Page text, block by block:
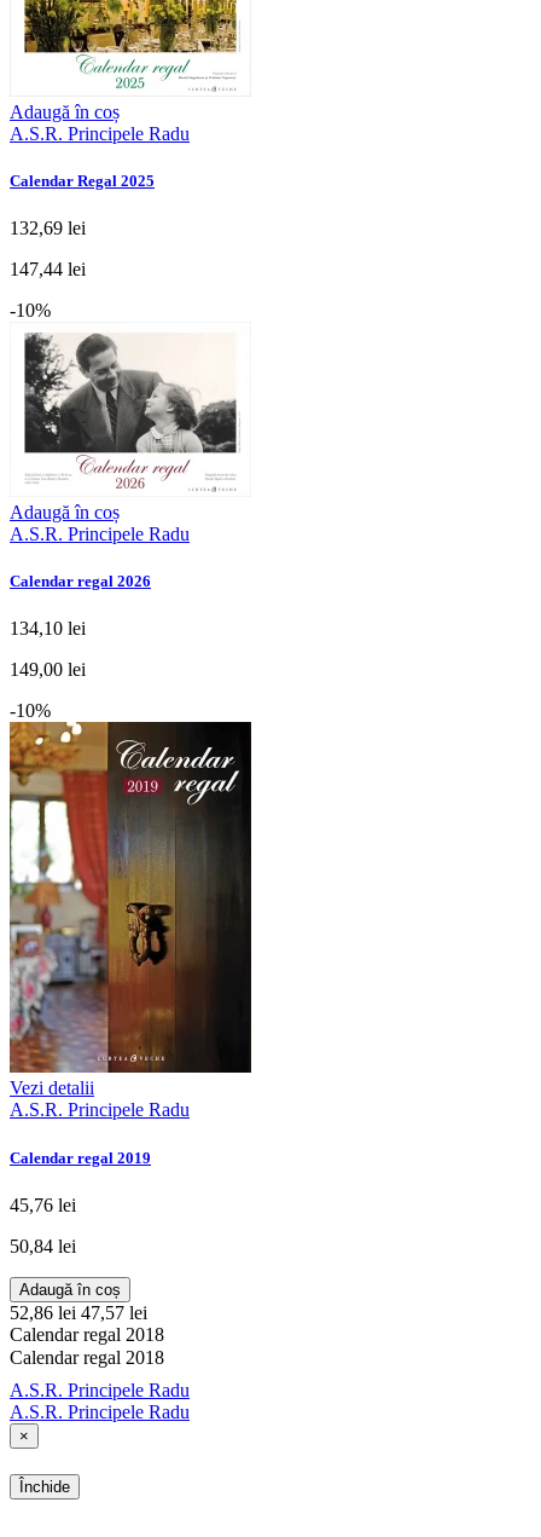
Adaugă în coș
A.S.R. Principele Radu
Calendar Regal 2025
132,69 lei
147,44 lei
-10%
Adaugă în coș
A.S.R. Principele Radu
Calendar regal 2026
134,10 lei
149,00 lei
-10%
Vezi detalii
A.S.R. Principele Radu
Calendar regal 2019
45,76 lei
50,84 lei
Adaugă în coș
52,86 lei 47,57 lei
Calendar regal 2018
Calendar regal 2018
A.S.R. Principele Radu
A.S.R. Principele Radu
×
Închide